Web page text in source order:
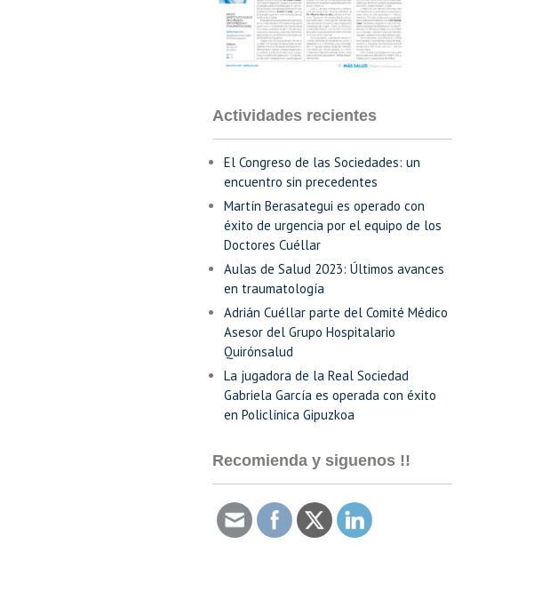
Actividades recientes
El Congreso de las Sociedades: un
encuentro sin precedentes
Martín Berasategui es operado con
éxito de urgencia por el equipo de los
Doctores Cuéllar
Aulas de Salud 2023: Últimos avances
en traumatología
Adrián Cuéllar parte del Comité Médico
Asesor del Grupo Hospitalario
Quirónsalud
La jugadora de la Real Sociedad
Gabriela García es operada con éxito
en Policlínica Gipuzkoa
Recomienda y siguenos !!